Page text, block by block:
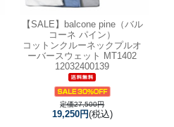
【SALE】
balcone pine（バル
コーネ パイン）
コットンクルーネックプルオ
ーバースウェット MT1402
12032400139
定価27,500円
19,250円(税込)